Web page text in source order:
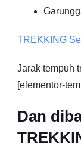
TREKKING
Jarak tempuh
[elementor-
Dan